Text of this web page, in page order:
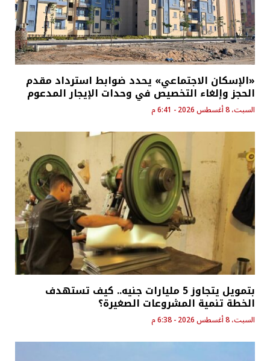
«الإسكان الاجتماعي» يحدد ضوابط استرداد مقدم
الحجز وإلغاء التخصيص في وحدات الإيجار المدعوم
السبت، 8 أغسطس 2026 - 6:41 م
بتمويل يتجاوز 5 مليارات جنيه.. كيف تستهدف
الخطة تنمية المشروعات الصغيرة؟
السبت، 8 أغسطس 2026 - 6:38 م